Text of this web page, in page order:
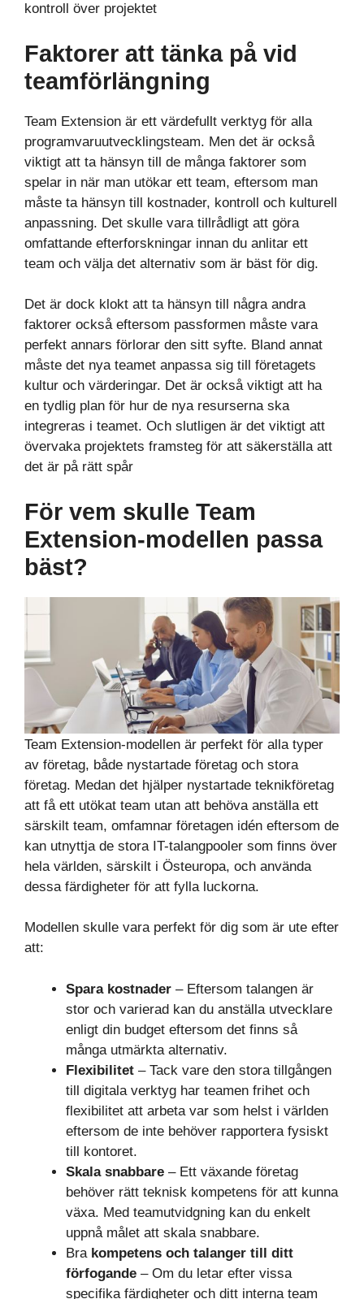
kontroll över projektet
Faktorer att tänka på vid
teamförlängning
Team Extension är ett värdefullt verktyg för alla
programvaruutvecklingsteam. Men det är också
viktigt att ta hänsyn till de många faktorer som
spelar in när man utökar ett team, eftersom man
måste ta hänsyn till kostnader, kontroll och kulturell
anpassning. Det skulle vara tillrådligt att göra
omfattande efterforskningar innan du anlitar ett
team och välja det alternativ som är bäst för dig.
Det är dock klokt att ta hänsyn till några andra
faktorer också eftersom passformen måste vara
perfekt annars förlorar den sitt syfte. Bland annat
måste det nya teamet anpassa sig till företagets
kultur och värderingar. Det är också viktigt att ha
en tydlig plan för hur de nya resurserna ska
integreras i teamet. Och slutligen är det viktigt att
övervaka projektets framsteg för att säkerställa att
det är på rätt spår
För vem skulle Team
Extension-modellen passa
bäst?
Team Extension-modellen är perfekt för alla typer
av företag, både nystartade företag och stora
företag. Medan det hjälper nystartade teknikföretag
att få ett utökat team utan att behöva anställa ett
särskilt team, omfamnar företagen idén eftersom de
kan utnyttja de stora IT-talangpooler som finns över
hela världen, särskilt i Östeuropa, och använda
dessa färdigheter för att fylla luckorna.
Modellen skulle vara perfekt för dig som är ute efter
att:
Spara kostnader – Eftersom talangen är
stor och varierad kan du anställa utvecklare
enligt din budget eftersom det finns så
många utmärkta alternativ.
Flexibilitet – Tack vare den stora tillgången
till digitala verktyg har teamen frihet och
flexibilitet att arbeta var som helst i världen
eftersom de inte behöver rapportera fysiskt
till kontoret.
Skala snabbare – Ett växande företag
behöver rätt teknisk kompetens för att kunna
växa. Med teamutvidgning kan du enkelt
uppnå målet att skala snabbare.
Bra kompetens och talanger till ditt
förfogande – Om du letar efter vissa
specifika färdigheter och ditt interna team